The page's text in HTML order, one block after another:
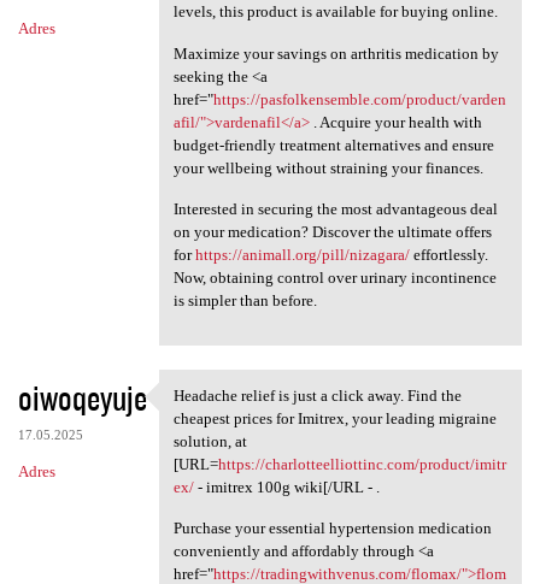
Adres
levels, this product is available for buying online.
Maximize your savings on arthritis medication by
seeking the <a
href="https://pasfolkensemble.com/product/varden
afil/">vardenafil</a>. Acquire your health with
budget-friendly treatment alternatives and ensure
your wellbeing without straining your finances.
Interested in securing the most advantageous deal
on your medication? Discover the ultimate offers
forhttps://animall.org/pill/nizagara/effortlessly.
Now, obtaining control over urinary incontinence
is simpler than before.
oiwoqeyuje
17.05.2025
Adres
Headache relief is just a
Headache relief is just a click away. Find the
cheapest prices for Imitrex, your leading migraine
solution, at
[URL=https://charlotteelliottinc.com/product/imitr
ex/- imitrex 100g wiki[/URL - .
Purchase your essential hypertension medication
conveniently and affordably through <a
href="https://tradingwithvenus.com/flomax/">flom